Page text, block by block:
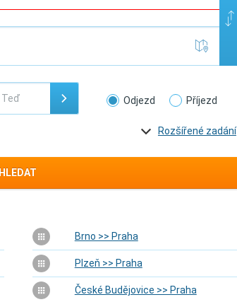
Odjezd Příjezd
Rozšířené zadání
HLEDAT
Brno >> Praha
Plzeň >> Praha
České Budějovice >> Praha